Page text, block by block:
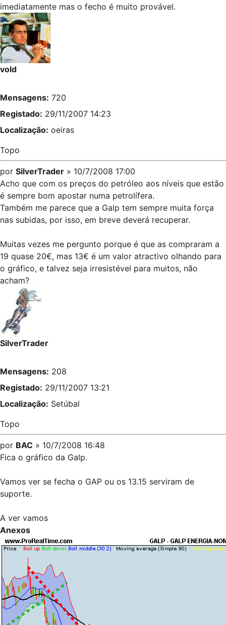
imediatamente mas o fecho é muito provável.
vold
Mensagens: 720
Registado: 29/11/2007 14:23
Localização: oeiras
Topo
por SilverTrader » 10/7/2008 17:00
Acho que com os preços do petróleo aos níveis que estão
é sempre bom apostar numa petrolífera.
Também me parece que a Galp tem sempre muita força
nas subidas, por isso, em breve deverá recuperar.
Muitas vezes me pergunto porque é que as compraram a
19 quase 20€, mas 13€ é um valor atractivo olhando para
o gráfico, e talvez seja irresistével para muitos, não
acham?
SilverTrader
Mensagens: 208
Registado: 29/11/2007 13:21
Localização: Setúbal
Topo
por BAC » 10/7/2008 16:48
Fica o gráfico da Galp.
Vamos ver se fecha o GAP ou os 13.15 serviram de
suporte.
A ver vamos
Anexos